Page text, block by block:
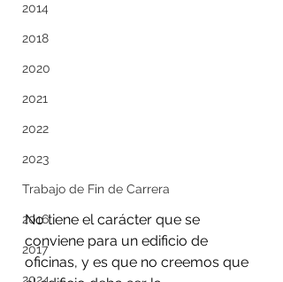
2014
2018
2020
2021
2022
2023
Trabajo de Fin de Carrera
2016
2017
No tiene el carácter que se
conviene para un edificio de
oficinas, y es que no creemos que